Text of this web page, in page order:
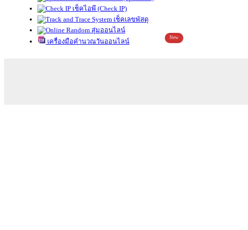
เช็คไอพี (Check IP)
เช็คเลขพัสดุ
สุ่มออนไลน์
เครื่องมือคำนวณวันออนไลน์
New